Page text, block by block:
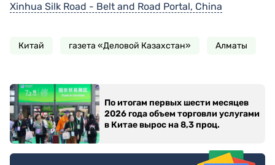
Xinhua Silk Road - Belt and Road Portal, China
Китай газета «Деловой Казахстан» Алматы
По итогам первых шести месяцев
2026 года объем торговли услугами
в Китае вырос на 8,3 проц.